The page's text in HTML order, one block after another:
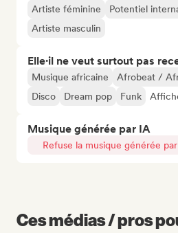
Artiste féminine
Potentiel
Artiste masculin
Elle·il ne veut surtout pas
Musique africaine Afrobeat /
Disco
Dream pop Funk
Musique générée par IA
Refuse la musique générée
Ces médias / pros